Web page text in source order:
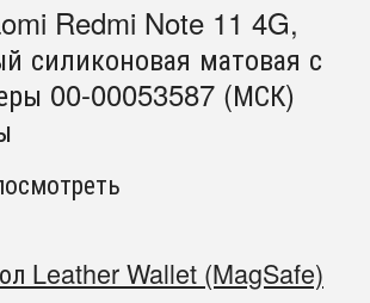
Redmi Note 11 4G,
силиконовая матовая с
00-00053587 (МСК)
Leather Wallet (MagSafe)